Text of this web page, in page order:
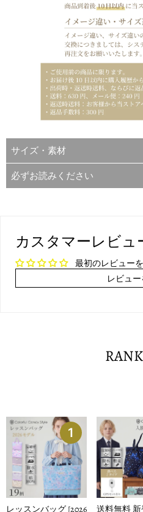
サイズ・素材
必ずお読みください
カスタマーレビュ
最初のレビュー
レビュー
1
レッスンバッグ [2026
送料無料